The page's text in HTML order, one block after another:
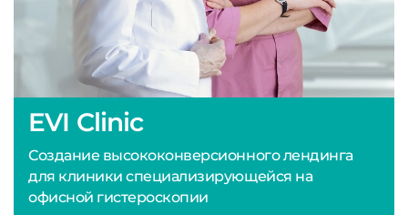
EVI Clinic
Создание высококонверсионного лендинга
для клиники специализирующейся на
офисной гистероскопии